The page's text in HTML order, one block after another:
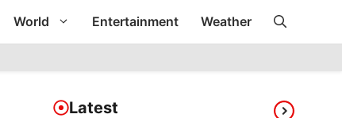
World Entertainment Weather
Latest